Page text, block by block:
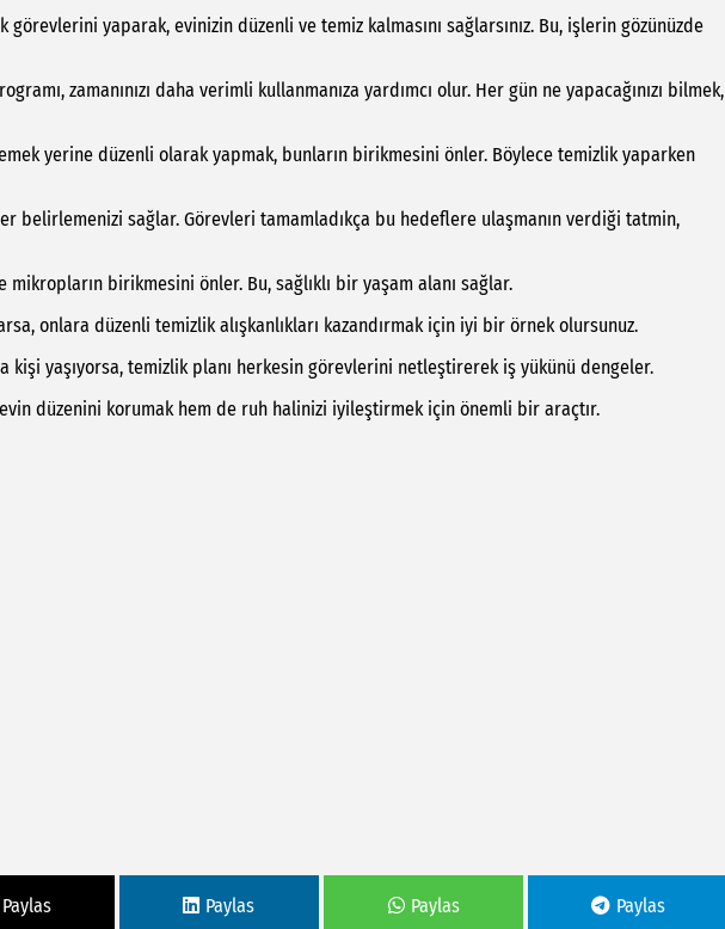
yaparak, evinizin düzenli ve temiz kalmasını sağlarsınız. Bu, işlerin gözünüzde
zamanınızı daha verimli kullanmanıza yardımcı olur. Her gün ne yapacağınızı bilmek,
yerine düzenli olarak yapmak, bunların birikmesini önler. Böylece temizlik yaparken
belirlemenizi sağlar. Görevleri tamamladıkça bu hedeflere ulaşmanın verdiği tatmin,
mikropların birikmesini önler. Bu, sağlıklı bir yaşam alanı sağlar.
onlara düzenli temizlik alışkanlıkları kazandırmak için iyi bir örnek olursunuz.
kişi yaşıyorsa, temizlik planı herkesin görevlerini netleştirerek iş yükünü dengeler.
evin düzenini korumak hem de ruh halinizi iyileştirmek için önemli bir araçtır.
Paylas Paylas Paylas Paylas